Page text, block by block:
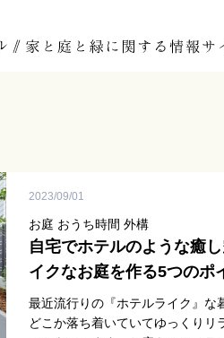
2023/09/01
お庭 おうち時間 外構
自宅でホテルのような癒
イクなお庭を作る5つのポ
最近流行りの『ホテルライク』な
どこか落ち着いていてゆっくりリ